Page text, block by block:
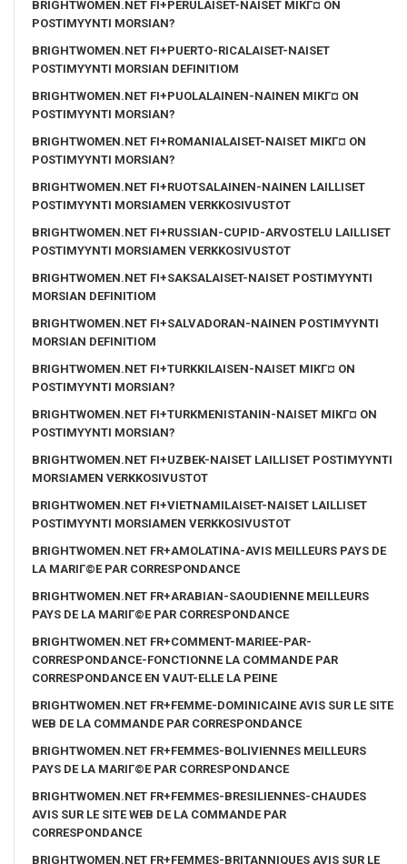
BRIGHTWOMEN.NET FI+PERULAISET-NAISET MIKГ¤ ON
POSTIMYYNTI MORSIAN?
BRIGHTWOMEN.NET FI+PUERTO-RICALAISET-NAISET
POSTIMYYNTI MORSIAN DEFINITIOM
BRIGHTWOMEN.NET FI+PUOLALAINEN-NAINEN MIKГ¤ ON
POSTIMYYNTI MORSIAN?
BRIGHTWOMEN.NET FI+ROMANIALAISET-NAISET MIKГ¤ ON
POSTIMYYNTI MORSIAN?
BRIGHTWOMEN.NET FI+RUOTSALAINEN-NAINEN LAILLISET
POSTIMYYNTI MORSIAMEN VERKKOSIVUSTOT
BRIGHTWOMEN.NET FI+RUSSIAN-CUPID-ARVOSTELU LAILLISET
POSTIMYYNTI MORSIAMEN VERKKOSIVUSTOT
BRIGHTWOMEN.NET FI+SAKSALAISET-NAISET POSTIMYYNTI
MORSIAN DEFINITIOM
BRIGHTWOMEN.NET FI+SALVADORAN-NAINEN POSTIMYYNTI
MORSIAN DEFINITIOM
BRIGHTWOMEN.NET FI+TURKKILAISEN-NAISET MIKГ¤ ON
POSTIMYYNTI MORSIAN?
BRIGHTWOMEN.NET FI+TURKMENISTANIN-NAISET MIKГ¤ ON
POSTIMYYNTI MORSIAN?
BRIGHTWOMEN.NET FI+UZBEK-NAISET LAILLISET POSTIMYYNTI
MORSIAMEN VERKKOSIVUSTOT
BRIGHTWOMEN.NET FI+VIETNAMILAISET-NAISET LAILLISET
POSTIMYYNTI MORSIAMEN VERKKOSIVUSTOT
BRIGHTWOMEN.NET FR+AMOLATINA-AVIS MEILLEURS PAYS DE
LA MARIГ©E PAR CORRESPONDANCE
BRIGHTWOMEN.NET FR+ARABIAN-SAOUDIENNE MEILLEURS
PAYS DE LA MARIГ©E PAR CORRESPONDANCE
BRIGHTWOMEN.NET FR+COMMENT-MARIEE-PAR-
CORRESPONDANCE-FONCTIONNE LA COMMANDE PAR
CORRESPONDANCE EN VAUT-ELLE LA PEINE
BRIGHTWOMEN.NET FR+FEMME-DOMINICAINE AVIS SUR LE SITE
WEB DE LA COMMANDE PAR CORRESPONDANCE
BRIGHTWOMEN.NET FR+FEMMES-BOLIVIENNES MEILLEURS
PAYS DE LA MARIГ©E PAR CORRESPONDANCE
BRIGHTWOMEN.NET FR+FEMMES-BRESILIENNES-CHAUDES
AVIS SUR LE SITE WEB DE LA COMMANDE PAR
CORRESPONDANCE
BRIGHTWOMEN.NET FR+FEMMES-BRITANNIQUES AVIS SUR LE